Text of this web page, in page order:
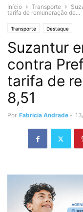
Início Transporte
tarifa de remuneração de...
Transporte Destaque
Suzantur
contra
tarifa de
8,51
Por Fabricia Andrade -